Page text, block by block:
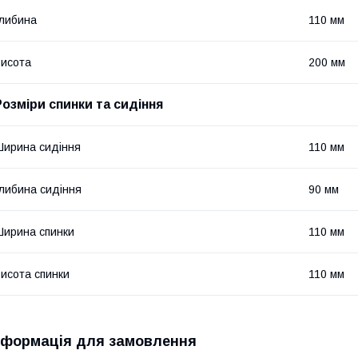
110 мм
200 мм
спинки та сидіння
сидіння 110 мм
сидіння 90 мм
спинки 110 мм
спинки 110 мм
для замовлення